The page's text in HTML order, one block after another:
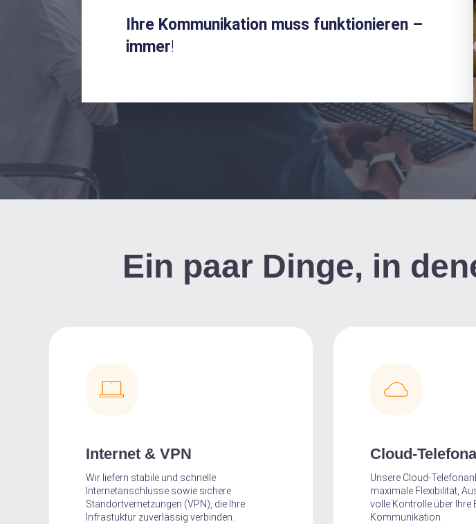
Ihre Kommunikation muss funktionieren –
immer!
Ein paar Dinge, in
Internet & VPN
Wir liefern stabile und schnelle
Internetanschlüsse sowie sichere
Standortvernetzungen (VPN), die Ihre
Infrastuktur zuverlässig verbinden.
Cloud-
Unsere Cloud-
maximale Flexibilität,
volle Kontrolle über Ihre
Kommunikation.